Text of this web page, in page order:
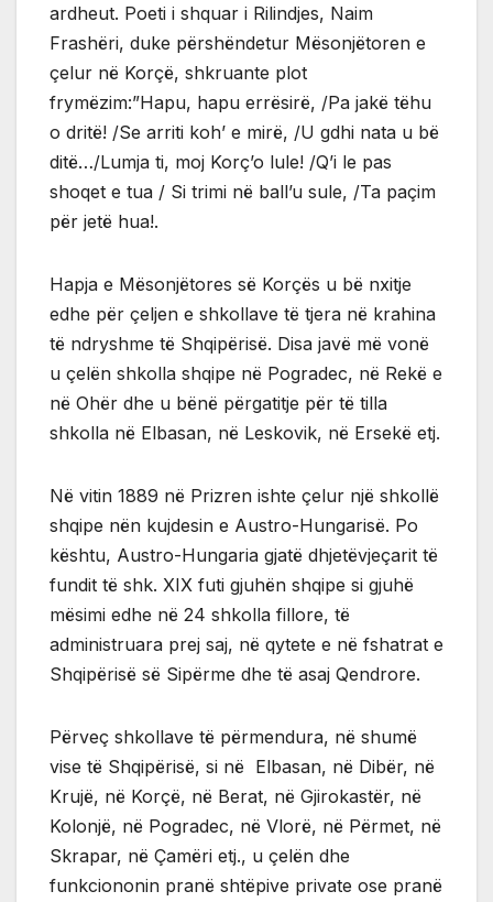
ardheut. Poeti i shquar i Rilindjes, Naim
Frashëri, duke përshëndetur Mësonjëtoren e
çelur në Korçë, shkruante plot
frymëzim:”Hapu, hapu errësirë, /Pa jakë tëhu
o dritë! /Se arriti koh’ e mirë, /U gdhi nata u bë
ditë…/Lumja ti, moj Korç’o lule! /Q’i le pas
shoqet e tua / Si trimi në ball’u sule, /Ta paçim
për jetë hua!.
Hapja e Mësonjëtores së Korçës u bë nxitje
edhe për çeljen e shkollave të tjera në krahina
të ndryshme të Shqipërisë. Disa javë më vonë
u çelën shkolla shqipe në Pogradec, në Rekë e
në Ohër dhe u bënë përgatitje për të tilla
shkolla në Elbasan, në Leskovik, në Ersekë etj.
Në vitin 1889 në Prizren ishte çelur një shkollë
shqipe nën kujdesin e Austro-Hungarisë. Po
kështu, Austro-Hungaria gjatë dhjetëvjeçarit të
fundit të shk. XIX futi gjuhën shqipe si gjuhë
mësimi edhe në 24 shkolla fillore, të
administruara prej saj, në qytete e në fshatrat e
Shqipërisë së Sipërme dhe të asaj Qendrore.
Përveç shkollave të përmendura, në shumë
vise të Shqipërisë, si në Elbasan, në Dibër, në
Krujë, në Korçë, në Berat, në Gjirokastër, në
Kolonjë, në Pogradec, në Vlorë, në Përmet, në
Skrapar, në Çamëri etj., u çelën dhe
funkciononin pranë shtëpive private ose pranë